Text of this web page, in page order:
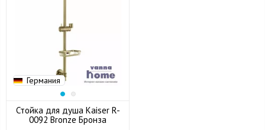
Германия
Стойка для душа Kaiser R-
0092 Bronze Бронза